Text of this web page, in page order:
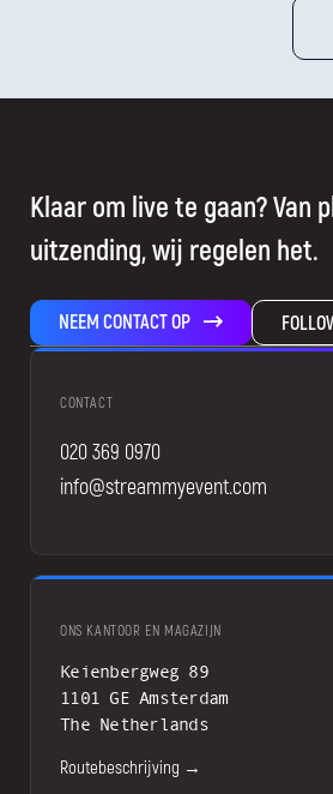
Klaar om live te gaan? Van
uitzending, wij regelen het.
NEEM CONTACT OP
CONTACT
020 369 0970
info@streammyevent.com
ONS KANTOOR EN MAGAZIJN
Keienbergweg 89
1101 GE Amsterdam
The Netherlands
Routebeschrijving →